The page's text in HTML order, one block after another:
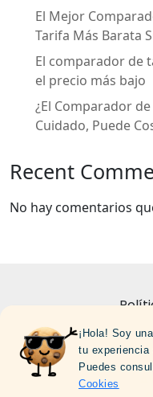
El Mejor
Tarifa Más Barata
El comparador de
el precio más bajo
¿El Comparador
Cuidado, Puede
Recent
No hay comentarios
¡Hola! Soy
tu experiencia
Puedes
Cookies